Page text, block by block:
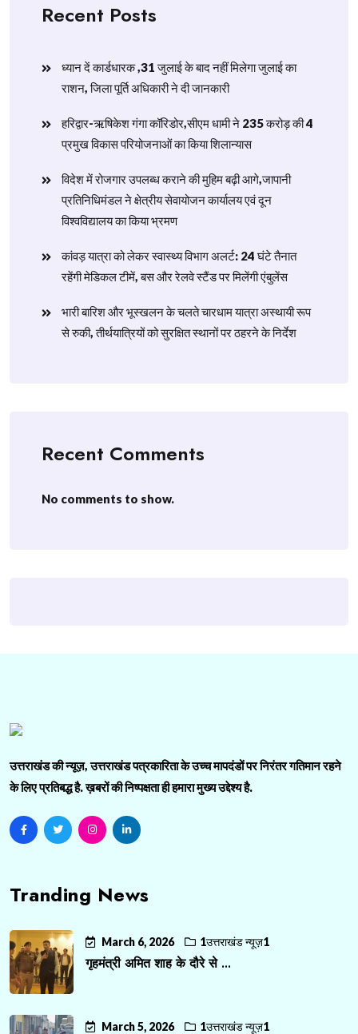
Recent Posts
ध्यान दें कार्डधारक ,31 जुलाई के बाद नहीं मिलेगा जुलाई का
राशन, जिला पूर्ति अधिकारी ने दी जानकारी
हरिद्वार-ऋषिकेश गंगा कॉरिडोर,सीएम धामी ने 235 करोड़ की 4
प्रमुख विकास परियोजनाओं का किया शिलान्यास
विदेश में रोजगार उपलब्ध कराने की मुहिम बढ़ी आगे,जापानी
प्रतिनिधिमंडल ने क्षेत्रीय सेवायोजन कार्यालय एवं दून
विश्वविद्यालय का किया भ्रमण
​कांवड़ यात्रा को लेकर स्वास्थ्य विभाग अलर्ट: 24 घंटे तैनात
रहेंगी मेडिकल टीमें, बस और रेलवे स्टैंड पर मिलेंगी एंबुलेंस
​भारी बारिश और भूस्खलन के चलते चारधाम यात्रा अस्थायी रूप
से रुकी, तीर्थयात्रियों को सुरक्षित स्थानों पर ठहरने के निर्देश
Recent Comments
No comments to show.
उत्तराखंड की न्यूज़, उत्तराखंड पत्रकारिता के उच्च मापदंडों पर निरंतर गतिमान रहने
के लिए प्रतिबद्ध है. ख़बरों की निष्पक्षता ही हमारा मुख्य उद्देश्य है.
Tranding News
March 6, 2026 1उत्तराखंड न्यूज़1
गृहमंत्री अमित शाह के दौरे से ...
March 5, 2026 1उत्तराखंड न्यूज़1